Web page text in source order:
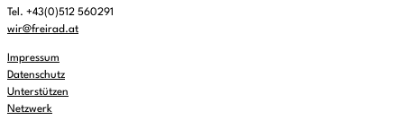
Tel. +43(0)512 560291
wir@freirad.at
Impressum
Datenschutz
Unterstützen
Netzwerk